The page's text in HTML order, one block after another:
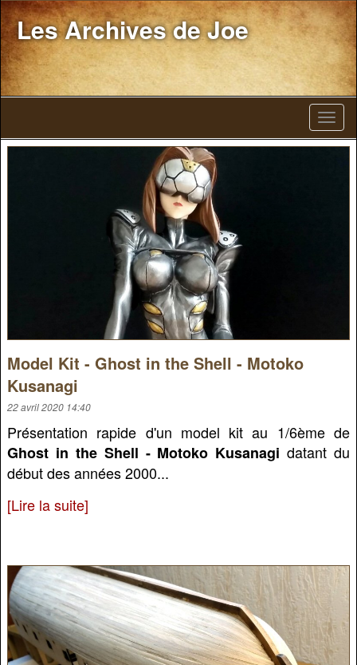
Les Archives de Joe
Model Kit - Ghost in the Shell - Motoko
Kusanagi
22 avril 2020 14:40
Présentation rapide d'un model kit au 1/6ème de
Ghost in the Shell - Motoko Kusanagi datant du
début des années 2000...
[Lire la suite]